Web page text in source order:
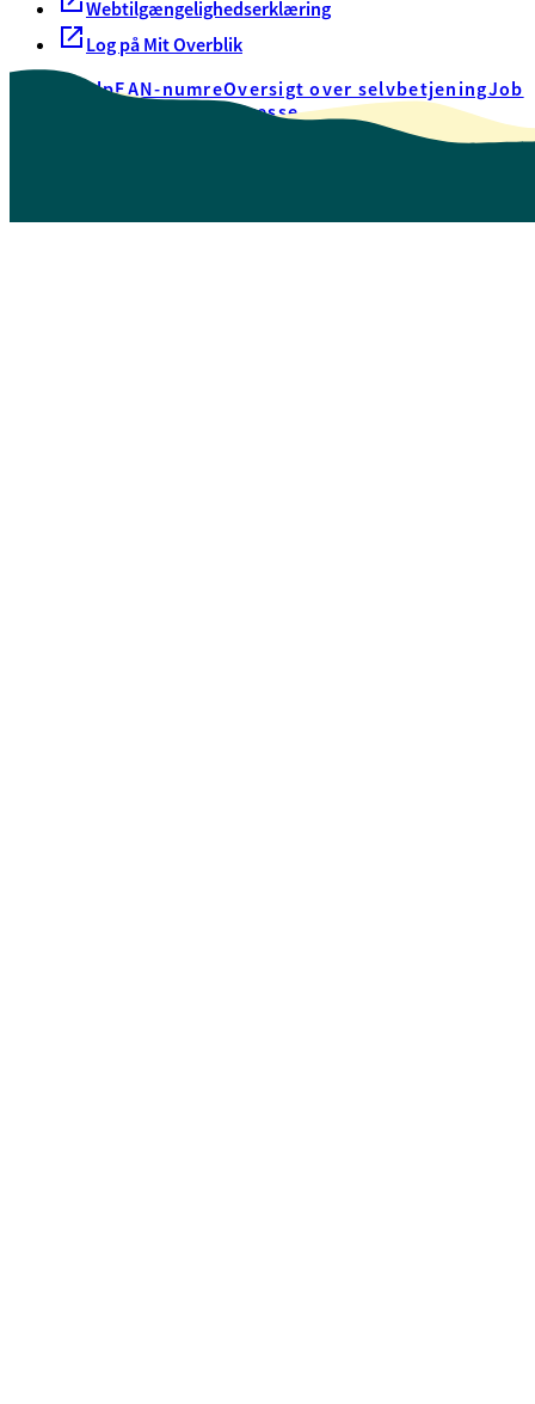
Webtilgængelighedserklæring
Log på Mit Overblik
Akut hjælpEAN-numreOversigt over selvbetjeningJob
Presse